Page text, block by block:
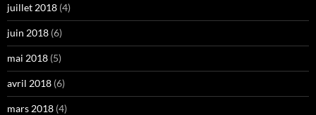
juillet 2018 (4)
juin 2018 (6)
mai 2018 (5)
avril 2018 (6)
mars 2018 (4)